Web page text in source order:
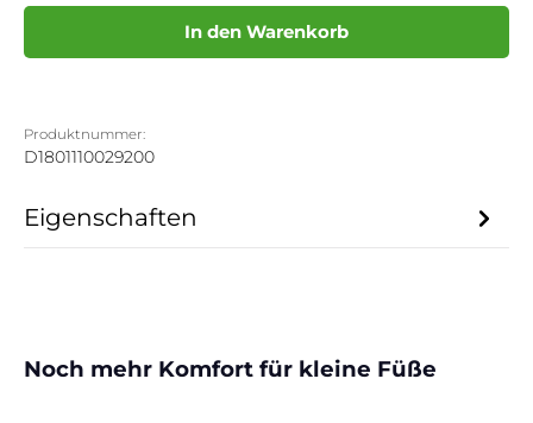
In den Warenkorb
Produktnummer:
D1801110029200
Eigenschaften
Produktgalerie überspringen
Noch mehr Komfort für kleine Füße